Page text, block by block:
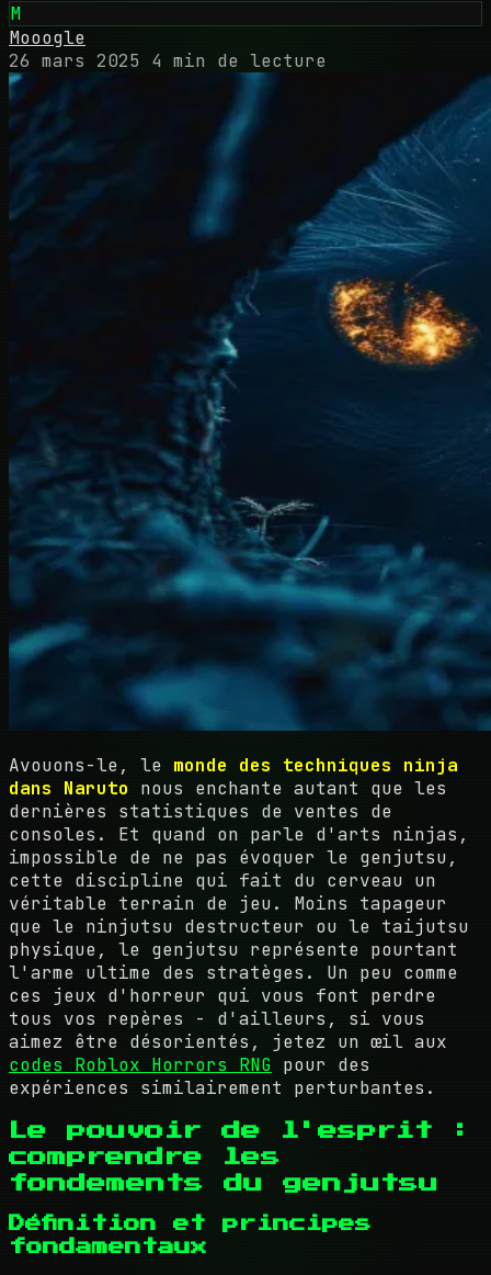
M
Mooogle
26 mars 2025
4 min de lecture
Avouons-le, le monde des techniques ninja
dans Naruto nous enchante autant que les
dernières statistiques de ventes de
consoles. Et quand on parle d'arts ninjas,
impossible de ne pas évoquer le genjutsu,
cette discipline qui fait du cerveau un
véritable terrain de jeu. Moins tapageur
que le ninjutsu destructeur ou le taijutsu
physique, le genjutsu représente pourtant
l'arme ultime des stratèges. Un peu comme
ces jeux d'horreur qui vous font perdre
tous vos repères - d'ailleurs, si vous
aimez être désorientés, jetez un œil aux
codes Roblox Horrors RNG pour des
expériences similairement perturbantes.
Le pouvoir de l'esprit :
comprendre les
fondements du genjutsu
Définition et principes
fondamentaux